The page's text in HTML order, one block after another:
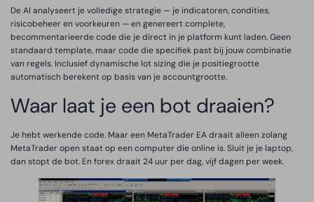
De AI analyseert je volledige strategie — je indicatoren, condities,
risicobeheer en voorkeuren — en genereert complete,
becommentarieerde code die je direct in je platform kunt laden. Geen
standaard template, maar code die specifiek past bij jouw combinatie
van regels. Inclusief dynamische lot sizing die je positiegrootte
automatisch berekent op basis van je accountgrootte.
Waar laat je een bot draaien?
Je hebt werkende code. Maar een MetaTrader EA draait alleen zolang
MetaTrader open staat op een computer die online is. Sluit je je laptop,
dan stopt de bot. En forex draait 24 uur per dag, vijf dagen per week.